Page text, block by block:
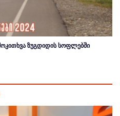
ზუგდიდის სოფლებში